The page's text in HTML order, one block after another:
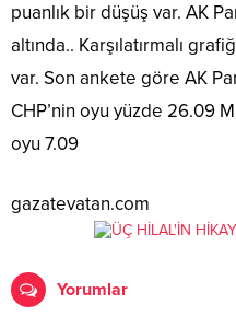
puanlık bir düşüş var. AK
altında.. Karşılatırmalı
var. Son ankete göre AK
CHP’nin oyu yüzde 26.09
oyu 7.09
gazatevatan.com
Yorumlar